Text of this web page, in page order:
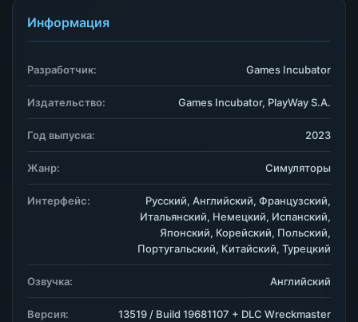
Информация
Разработчик: Games Incubator
Издательство: Games Incubator, PlayWay S.A.
Год выпуска: 2023
Жанр: Симуляторы
Интерфейс:
Русский, Английский, Французский,
Итальянский, Немецкий, Испанский,
Японский, Корейский, Польский,
Португальский, Китайский, Турецкий
Озвучка: Английский
Версия:
13519 / Build 19681107 + DLC Wreckmaster